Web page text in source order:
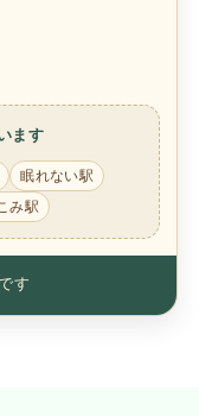
ます
眠れない駅
み駅
す